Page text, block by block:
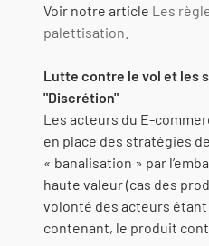
Voir notre article Les
palettisation.
Lutte contre le vol et les
"Discrétion"
Les acteurs du E-
en place des stratégies
« banalisation » par
haute valeur (cas des
volonté des acteurs étant
contenant, le produit